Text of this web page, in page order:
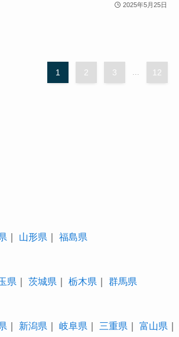
2025年5月25日
1 2 3 12
山形県 福島県
県 茨城県 栃木県 群馬県
新潟県 岐阜県 三重県 富山県